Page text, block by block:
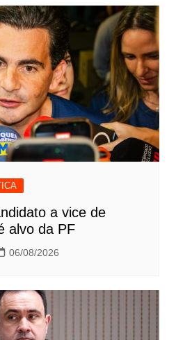
a vice de
alvo da PF
06/08/2026